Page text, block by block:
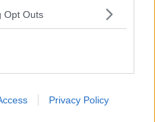
Opt Outs
Privacy Policy